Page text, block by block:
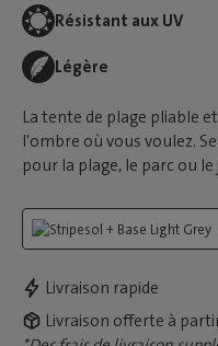
Résistant aux UV
Légère
La tente de plage pliable
l'ombre où vous voulez.
pour la plage, le parc ou le
Livraison rapide
Livraison offerte à